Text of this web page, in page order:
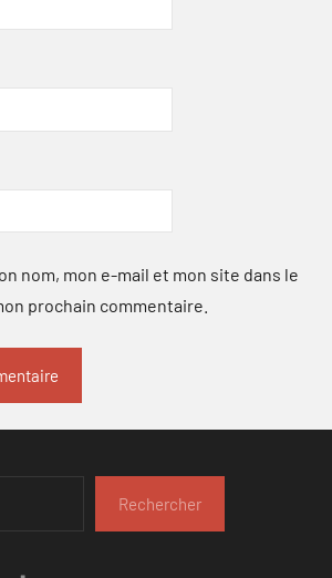
nom, mon e-mail et mon site dans le
prochain commentaire.
Rechercher